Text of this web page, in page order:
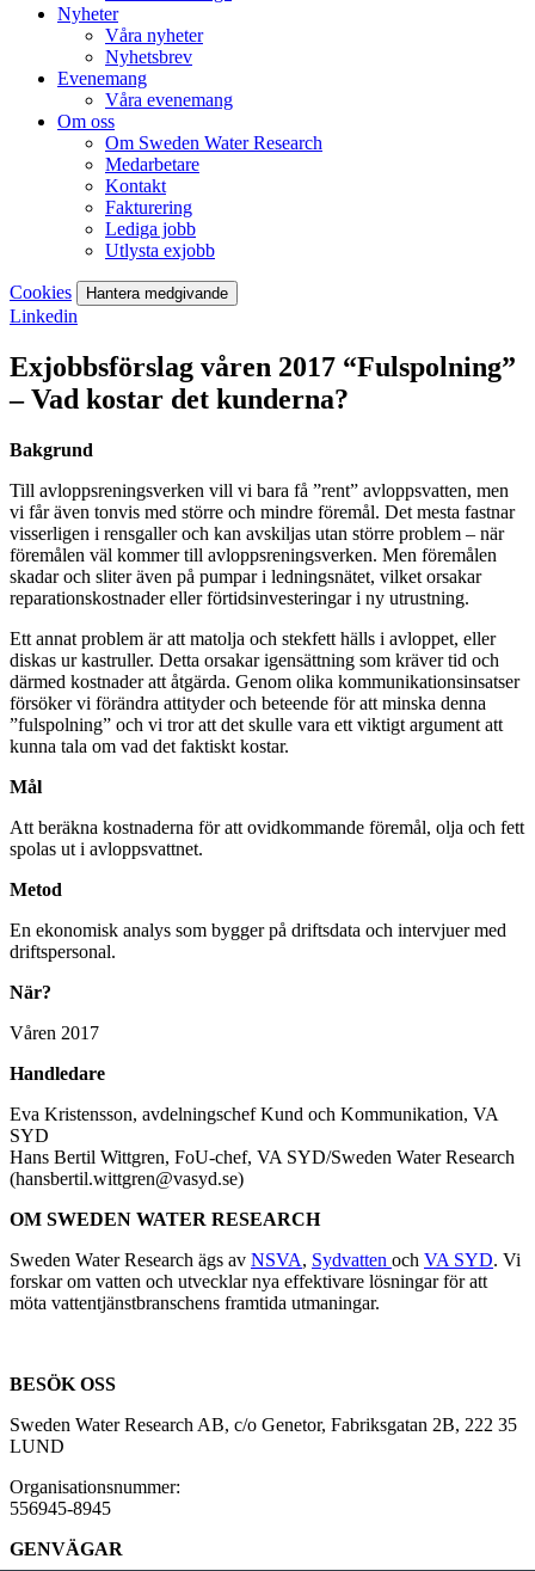
Nyheter
Våra nyheter
Nyhetsbrev
Evenemang
Våra evenemang
Om oss
Om Sweden Water Research
Medarbetare
Kontakt
Fakturering
Lediga jobb
Utlysta exjobb
Cookies Hantera medgivande
Linkedin
Exjobbsförslag våren 2017 “Fulspolning”
– Vad kostar det kunderna?
Bakgrund
Till avloppsreningsverken vill vi bara få ”rent” avloppsvatten, men
vi får även tonvis med större och mindre föremål. Det mesta fastnar
visserligen i rensgaller och kan avskiljas utan större problem – när
föremålen väl kommer till avloppsreningsverken. Men föremålen
skadar och sliter även på pumpar i ledningsnätet, vilket orsakar
reparationskostnader eller förtidsinvesteringar i ny utrustning.
Ett annat problem är att matolja och stekfett hälls i avloppet, eller
diskas ur kastruller. Detta orsakar igensättning som kräver tid och
därmed kostnader att åtgärda. Genom olika kommunikationsinsatser
försöker vi förändra attityder och beteende för att minska denna
”fulspolning” och vi tror att det skulle vara ett viktigt argument att
kunna tala om vad det faktiskt kostar.
Mål
Att beräkna kostnaderna för att ovidkommande föremål, olja och fett
spolas ut i avloppsvattnet.
Metod
En ekonomisk analys som bygger på driftsdata och intervjuer med
driftspersonal.
När?
Våren 2017
Handledare
Eva Kristensson, avdelningschef Kund och Kommunikation, VA
SYD
Hans Bertil Wittgren, FoU-chef, VA SYD/Sweden Water Research
(hansbertil.wittgren@vasyd.se)
OM SWEDEN WATER RESEARCH
Sweden Water Research ägs av NSVA, Sydvatten och VA SYD. Vi
forskar om vatten och utvecklar nya effektivare lösningar för att
möta vattentjänstbranschens framtida utmaningar.
BESÖK OSS
Sweden Water Research AB, c/o Genetor, Fabriksgatan 2B, 222 35
LUND
Organisationsnummer:
556945-8945
GENVÄGAR